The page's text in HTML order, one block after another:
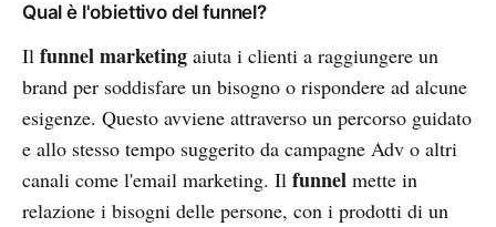
Qual è l'obiettivo del funnel?
Il funnel marketing aiuta i clienti a raggiungere un
brand per soddisfare un bisogno o rispondere ad alcune
esigenze. Questo avviene attraverso un percorso guidato
e allo stesso tempo suggerito da campagne Adv o altri
canali come l'email marketing. Il funnel mette in
relazione i bisogni delle persone, con i prodotti di un